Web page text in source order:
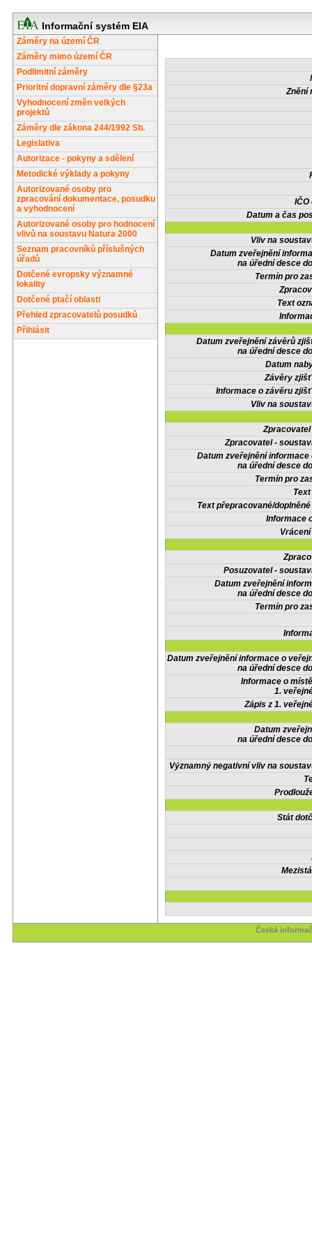
Informační systém EIA
Záměry na území ČR
Záměry mimo území ČR
Podlimitní záměry
Prioritní dopravní záměry dle §23a
Vyhodnocení změn velkých
projektů
Záměry dle zákona 244/1992 Sb.
Legislativa
Autorizace - pokyny a sdělení
Metodické výklady a pokyny
Autorizované osoby pro
zpracování dokumentace, posudku
a vyhodnocení
Autorizované osoby pro hodnocení
vlivů na soustavu Natura 2000
Seznam pracovníků příslušných
úřadů
Dotčené evropsky významné
lokality
Dotčené ptačí oblasti
Přehled zpracovatelů posudků
Přihlásit
Znění
IČO
Datum a čas
Vliv na
Datum zveřejnění
na úřední desce
Termín pro
Text
Datum zveřejnění závěrů
na úřední desce
Datum
Závěry
Informace o závěru
Vliv na
Zpracovatel -
Datum zveřejnění informace
na úřední desce
Termín pro
Text přepracované/
Informace
Posuzovatel -
Datum zveřejnění
na úřední desce
Termín pro
Datum zveřejnění informace o
na úřední desce
Informace o
1.
Zápis z 1.
Datum
na úřední desce
Významný negativní vliv na
Stát
Česká